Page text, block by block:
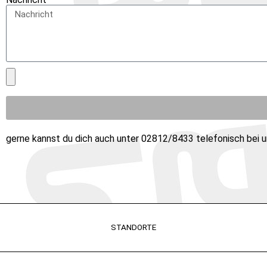
gerne kannst du dich auch unter 02812/8433 telefonisch bei
STANDORTE